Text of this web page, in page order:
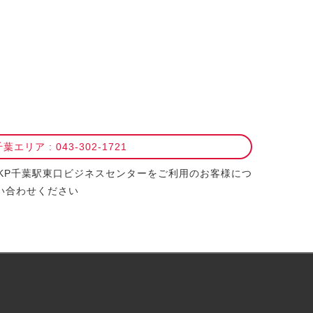
葉エリア : 043-302-1721
千葉駅東口ビジネスセンターをご利用のお客様につ
合わせください